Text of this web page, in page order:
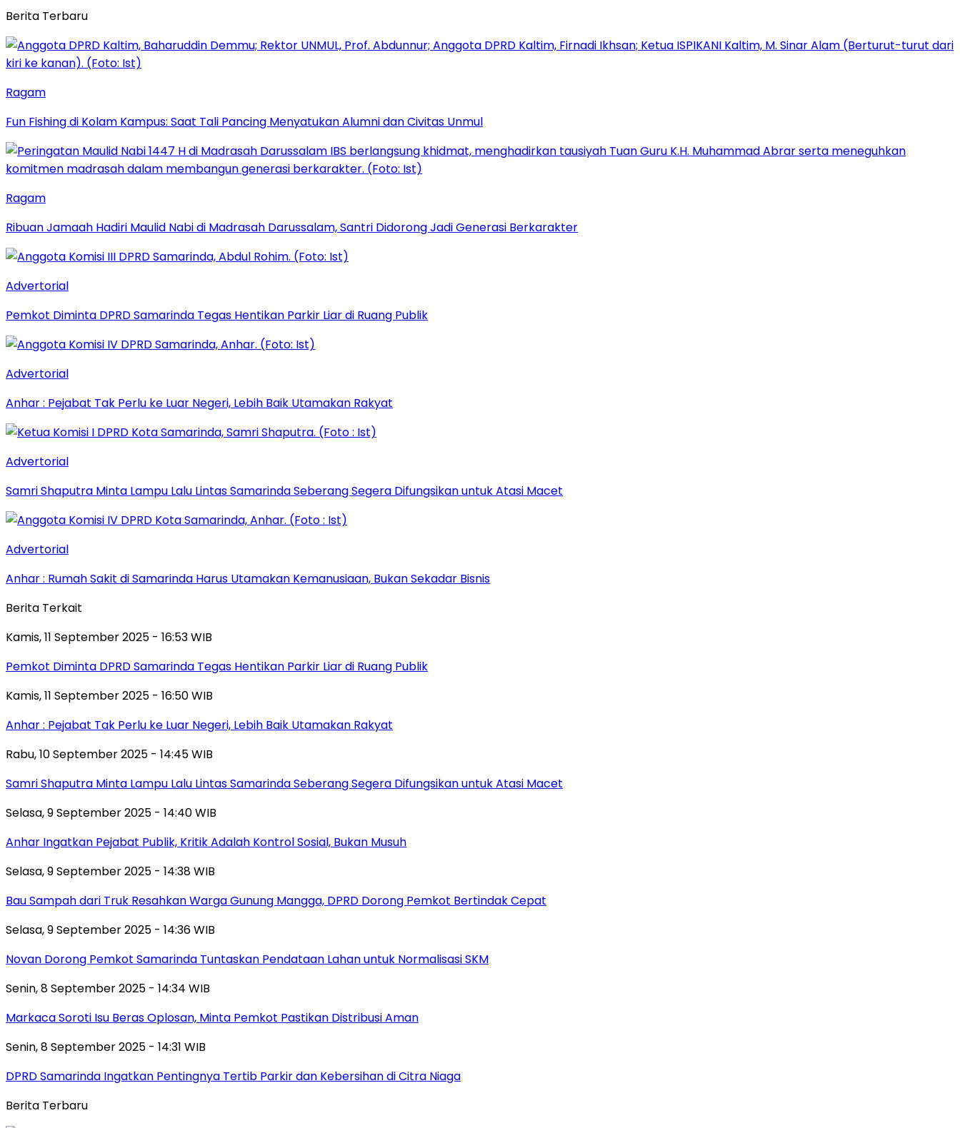
Berita Terbaru
Ragam
Fun Fishing di Kolam Kampus: Saat Tali Pancing Menyatukan Alumni dan Civitas Unmul
Ragam
Ribuan Jamaah Hadiri Maulid Nabi di Madrasah Darussalam, Santri Didorong Jadi Generasi Berkarakter
Advertorial
Pemkot Diminta DPRD Samarinda Tegas Hentikan Parkir Liar di Ruang Publik
Advertorial
Anhar : Pejabat Tak Perlu ke Luar Negeri, Lebih Baik Utamakan Rakyat
Advertorial
Samri Shaputra Minta Lampu Lalu Lintas Samarinda Seberang Segera Difungsikan untuk Atasi Macet
Advertorial
Anhar : Rumah Sakit di Samarinda Harus Utamakan Kemanusiaan, Bukan Sekadar Bisnis
Berita Terkait
Kamis, 11 September 2025 - 16:53 WIB
Pemkot Diminta DPRD Samarinda Tegas Hentikan Parkir Liar di Ruang Publik
Kamis, 11 September 2025 - 16:50 WIB
Anhar : Pejabat Tak Perlu ke Luar Negeri, Lebih Baik Utamakan Rakyat
Rabu, 10 September 2025 - 14:45 WIB
Samri Shaputra Minta Lampu Lalu Lintas Samarinda Seberang Segera Difungsikan untuk Atasi Macet
Selasa, 9 September 2025 - 14:40 WIB
Anhar Ingatkan Pejabat Publik, Kritik Adalah Kontrol Sosial, Bukan Musuh
Selasa, 9 September 2025 - 14:38 WIB
Bau Sampah dari Truk Resahkan Warga Gunung Mangga, DPRD Dorong Pemkot Bertindak Cepat
Selasa, 9 September 2025 - 14:36 WIB
Novan Dorong Pemkot Samarinda Tuntaskan Pendataan Lahan untuk Normalisasi SKM
Senin, 8 September 2025 - 14:34 WIB
Markaca Soroti Isu Beras Oplosan, Minta Pemkot Pastikan Distribusi Aman
Senin, 8 September 2025 - 14:31 WIB
DPRD Samarinda Ingatkan Pentingnya Tertib Parkir dan Kebersihan di Citra Niaga
Berita Terbaru